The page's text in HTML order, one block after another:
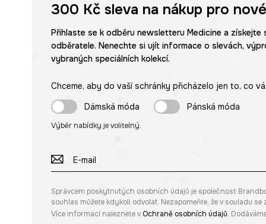
300 Kčsleva na nákup pro
Přihlaste se k odběru newsletteru Medicine a získejte
odběratele. Nenechte si ujít informace o slevách,
vybraných speciálních kolekcí.
Chceme, aby do vaší schránky přicházelo jen to, co
Dámská móda
Pánská móda
Výběr nabídky je volitelný.
Správcem poskytnutých osobních údajů je společnost
souhlas můžete kdykoli odvolat. Nezapomeňte, že v souladu
Více informací naleznete v Ochraně osobních údajů.